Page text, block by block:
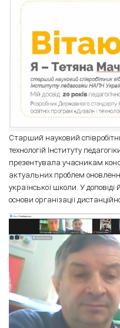
Старший науковий
технологій Інституту
презентувала учасникам
актуальних проблем
української школи. У доповіді
основи організації